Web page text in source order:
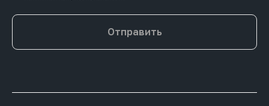
Отправить